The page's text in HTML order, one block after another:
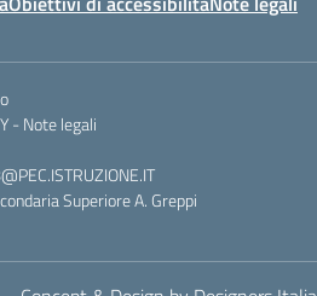
- Note legali
Superiore A. Greppi